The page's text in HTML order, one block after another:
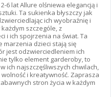
6 lat Allure olśniewa elegancją i
Ta sukienka błyszczy jak
ich wyobraźnię i
szczególe, z
i ich spojrzenia na świat. Ta
marzenia dzieci stają się
jest odzwierciedleniem ich
tylko element garderoby, to
ich najszczęśliwszych chwilach,
i kreatywność. Zaprasza
stron życia w każdym